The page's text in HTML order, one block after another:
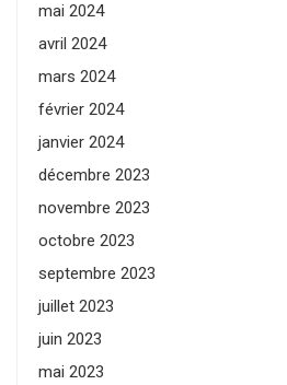
mai 2024
avril 2024
mars 2024
février 2024
janvier 2024
décembre 2023
novembre 2023
octobre 2023
septembre 2023
juillet 2023
juin 2023
mai 2023